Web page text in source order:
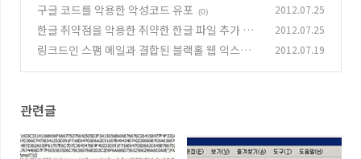
구글 코드를 악용한 악성코드 유포 (0) 2012.07.25
한글 취약점을 악용한 취약한 한글 파일 추가 발
견
(0)
2012.07.25
링크드인 스팸 메일과 결합된 블랙홀 웹 익스플
2012.07.19
관련글